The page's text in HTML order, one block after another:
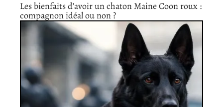
Les bienfaits d’avoir un chaton Maine Coon roux :
compagnon idéal ou non ?